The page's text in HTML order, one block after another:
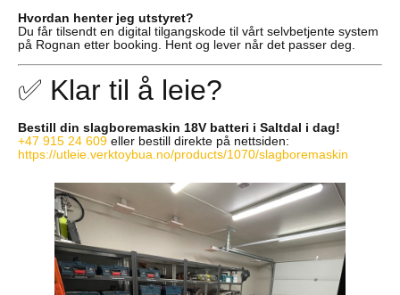
Hvordan henter jeg utstyret?
Du får tilsendt en digital tilgangskode til vårt selvbetjente system
på Rognan etter booking. Hent og lever når det passer deg.
✅ Klar til å leie?
Bestill din slagboremaskin 18V batteri i Saltdal i dag!
+47 915 24 609 eller bestill direkte på nettsiden:
https://utleie.verktoybua.no/products/1070/slagboremaskin